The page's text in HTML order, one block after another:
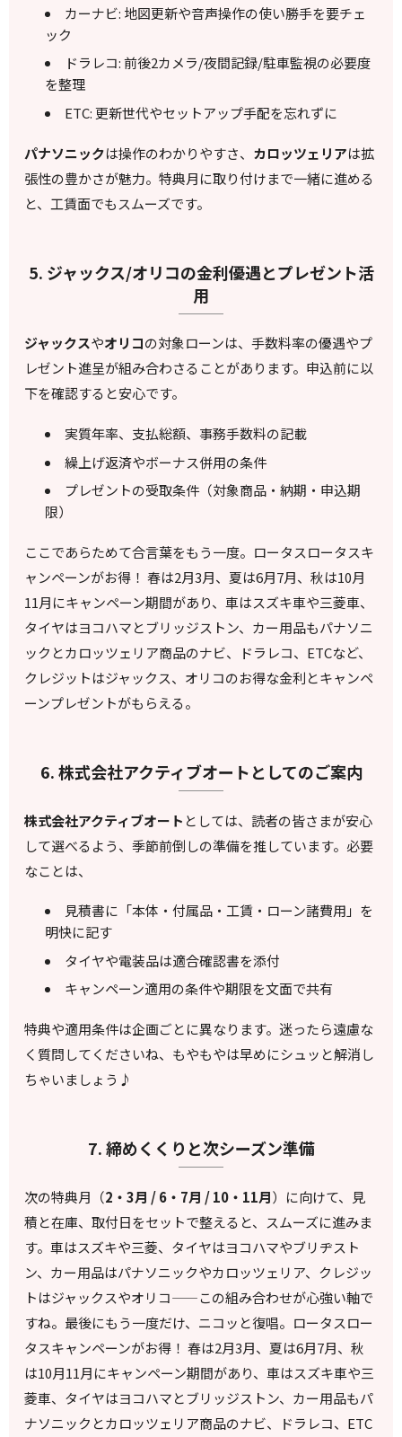
カーナビ: 地図更新や音声操作の使い勝手を要チェ
ック
ドラレコ: 前後2カメラ/夜間記録/駐車監視の必要度
を整理
ETC: 更新世代やセットアップ手配を忘れずに
パナソニックは操作のわかりやすさ、 カロッツェリアは拡
張性の豊かさが魅力。特典月に取り付けまで一緒に進める
と、工賃面でもスムーズです。
5. ジャックス/オリコの金利優遇とプレゼント活
用
ジャックスやオリコの対象ローンは、手数料率の優遇やプ
レゼント進呈が組み合わさることがあります。申込前に以
下を確認すると安心です。
実質年率、支払総額、事務手数料の記載
繰上げ返済やボーナス併用の条件
プレゼントの受取条件（対象商品・納期・申込期
限）
ここであらためて合言葉をもう一度。ロータスロータスキ
ャンペーンがお得！ 春は2月3月、夏は6月7月、秋は10月
11月にキャンペーン期間があり、車はスズキ車や三菱車、
タイヤはヨコハマとブリッジストン、カー用品もパナソニ
ックとカロッツェリア商品のナビ、ドラレコ、ETCなど、
クレジットはジャックス、オリコのお得な金利とキャンペ
ーンプレゼントがもらえる。
6. 株式会社アクティブオートとしてのご案内
株式会社アクティブオート としては、読者の皆さまが安心
して選べるよう、季節前倒しの準備を推しています。必要
なことは、
見積書に「本体・付属品・工賃・ローン諸費用」を
明快に記す
タイヤや電装品は適合確認書を添付
キャンペーン適用の条件や期限を文面で共有
特典や適用条件は企画ごとに異なります。迷ったら遠慮な
く質問してくださいね、もやもやは早めにシュッと解消し
ちゃいましょう♪
7. 締めくくりと次シーズン準備
次の特典月（2・3月 / 6・7月 / 10・11月）に向けて、見
積と在庫、取付日をセットで整えると、スムーズに進みま
す。車はスズキや三菱、タイヤはヨコハマやブリヂスト
ン、カー用品はパナソニックやカロッツェリア、クレジッ
トはジャックスやオリコ——この組み合わせが心強い軸で
すね。最後にもう一度だけ、ニコッと復唱。ロータスロー
タスキャンペーンがお得！ 春は2月3月、夏は6月7月、秋
は10月11月にキャンペーン期間があり、車はスズキ車や三
菱車、タイヤはヨコハマとブリッジストン、カー用品もパ
ナソニックとカロッツェリア商品のナビ、ドラレコ、ETC